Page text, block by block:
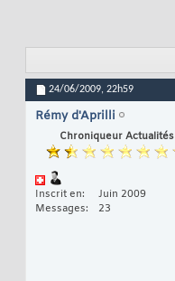
24/06/2009, 22h59
Rémy d'Aprilli
Chroniqueur Actualités
Inscrit en
Juin 2009
Messages
23